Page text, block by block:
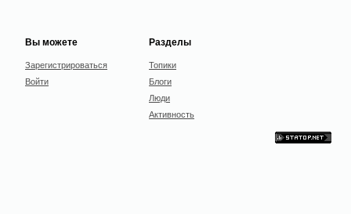
Вы можете
Зарегистрироваться
Войти
Разделы
Топики
Блоги
Люди
Активность